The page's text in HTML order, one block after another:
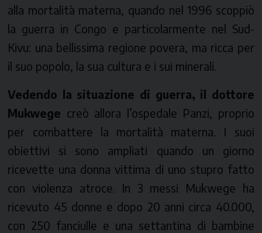
alla mortalità materna, quando nel 1996 scoppiò
la guerra in Congo e particolarmente nel Sud-
Kivu: una bellissima regione povera, ma ricca per
il suo popolo, la sua cultura e i sui minerali.
Vedendo la situazione di guerra, il dottore
Mukwege creò allora l’ospedale Panzi, proprio
per combattere la mortalità materna. I suoi
obiettivi si sono ampliati quando un giorno
ricevette una donna vittima di uno stupro fatto
con violenza atroce. In 3 messi Mukwege ha
ricevuto 45 donne e dopo 20 anni circa 40.000,
con 250 fanciulle e una settantina di bambine